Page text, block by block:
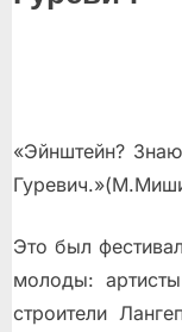
«Эйнштейн?
Это был
молоды:
строители